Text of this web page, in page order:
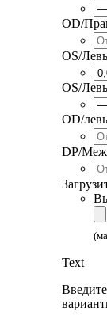
OD/
OS/
OS/
OD/
DP/
Text